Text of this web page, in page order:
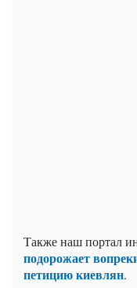
Также наш портал
подорожает
петицию киевлян.